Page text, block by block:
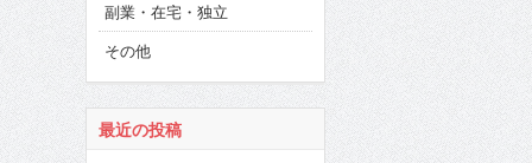
副業・在宅・独立
その他
最近の投稿